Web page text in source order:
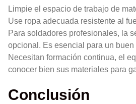
Limpie el espacio de trabajo de
Use ropa adecuada resistente al
Para soldadores profesionales, la
opcional. Es esencial para un buen
Necesitan formación continua, el
conocer bien sus materiales para
Conclusión